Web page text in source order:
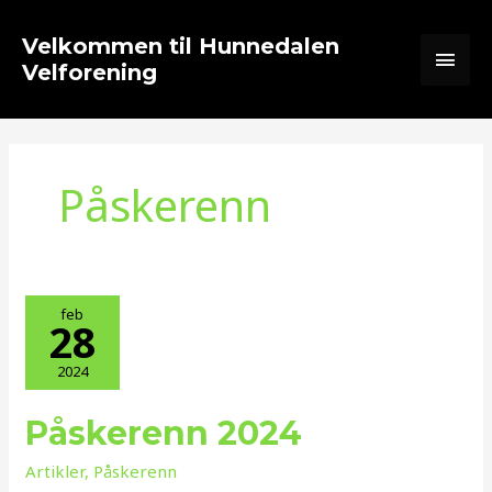
rett
innholdet
Velkommen til Hunnedalen
Velforening
Påskerenn
feb
28
2024
Påskerenn 2024
Artikler, Påskerenn
Påskerenn
2024